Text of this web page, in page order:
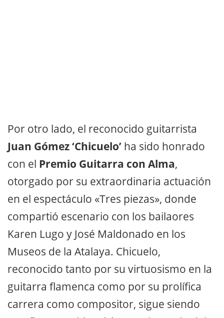
Por otro lado, el reconocido guitarrista
Juan Gómez ‘Chicuelo’ ha sido honrado
con el Premio Guitarra con Alma,
otorgado por su extraordinaria actuación
en el espectáculo «Tres piezas», donde
compartió escenario con los bailaores
Karen Lugo y José Maldonado en los
Museos de la Atalaya. Chicuelo,
reconocido tanto por su virtuosismo en la
guitarra flamenca como por su prolífica
carrera como compositor, sigue siendo